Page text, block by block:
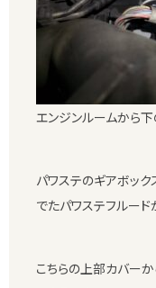
エンジンルームから下
パワステのギアボッ
でたパワステフルード
こちらの上部カバー